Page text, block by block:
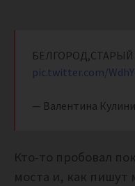
pic.twitter.com/
— Валентина
Кто-то пробовал
моста и, как пишут